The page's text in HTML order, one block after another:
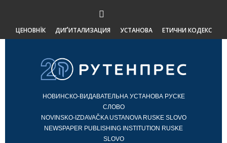
ЦЕНОВНЇК ДИҐИТАЛИЗАЦИЯ УСТАНОВА ЕТИЧНИ КОДЕКС
НОВИНСКО-ВИДАВАТЕЛЬНА УСТАНОВА РУСКЕ
СЛОВО
NOVINSKO-IZDAVAČKA USTANOVA RUSKE SLOVO
NEWSPAPER PUBLISHING INSTITUTION RUSKE
SLOVO